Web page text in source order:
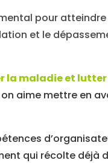
pour
et le
la maladie et lutter
on aime mettre en
qui récolte déjà